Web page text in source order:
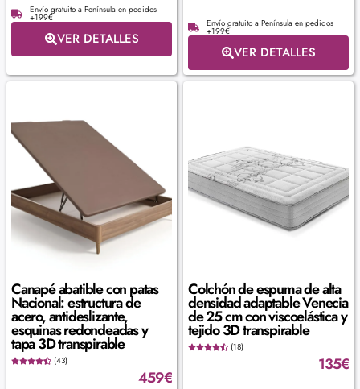
Envío gratuito a Península en pedidos
+199€
VER DETALLES
Envío gratuito a Península en pedidos
+199€
VER DETALLES
Canapé abatible con patas
Nacional: estructura de
acero, antideslizante,
esquinas redondeadas y
tapa 3D transpirable
(43)
459€
Colchón de espuma de alta
densidad adaptable Venecia
de 25 cm con viscoelástica y
tejido 3D transpirable
(18)
135€